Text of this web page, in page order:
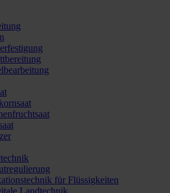
für Flüssigkeiten
Landtechnik